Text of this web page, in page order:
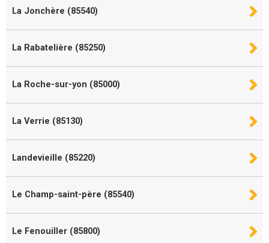
La Jonchère (85540)
La Rabatelière (85250)
La Roche-sur-yon (85000)
La Verrie (85130)
Landevieille (85220)
Le Champ-saint-père (85540)
Le Fenouiller (85800)